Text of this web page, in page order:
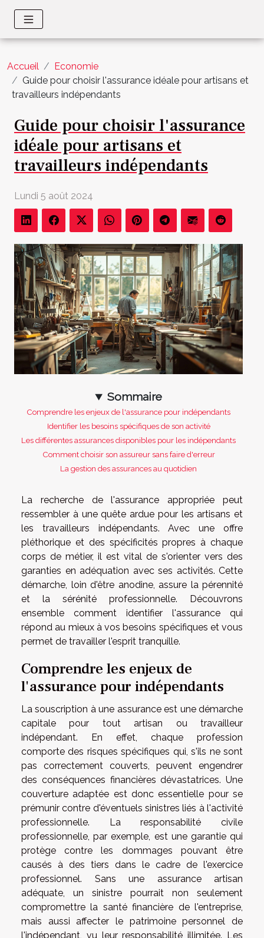
Accueil
Economie
Guide pour choisir l'assurance idéale pour artisans et
travailleurs indépendants
Guide pour choisir l'assurance
idéale pour artisans et
travailleurs indépendants
Lundi 5 août 2024
Sommaire
Comprendre les enjeux de l'assurance pour indépendants
Identifier les besoins spécifiques de son activité
Les différentes assurances disponibles pour les indépendants
Comment choisir son assureur sans faire d'erreur
La gestion des assurances au quotidien
La recherche de l'assurance appropriée peut
ressembler à une quête ardue pour les artisans et
les travailleurs indépendants. Avec une offre
pléthorique et des spécificités propres à chaque
corps de métier, il est vital de s'orienter vers des
garanties en adéquation avec ses activités. Cette
démarche, loin d'être anodine, assure la pérennité
et la sérénité professionnelle. Découvrons
ensemble comment identifier l'assurance qui
répond au mieux à vos besoins spécifiques et vous
permet de travailler l'esprit tranquille.
Comprendre les enjeux de
l'assurance pour indépendants
La souscription à une assurance est une démarche
capitale pour tout artisan ou travailleur
indépendant. En effet, chaque profession
comporte des risques spécifiques qui, s'ils ne sont
pas correctement couverts, peuvent engendrer
des conséquences financières dévastatrices. Une
couverture adaptée est donc essentielle pour se
prémunir contre d'éventuels sinistres liés à l'activité
professionnelle. La responsabilité civile
professionnelle, par exemple, est une garantie qui
protège contre les dommages pouvant être
causés à des tiers dans le cadre de l'exercice
professionnel. Sans une assurance artisan
adéquate, un sinistre pourrait non seulement
compromettre la santé financière de l'entreprise,
mais aussi affecter le patrimoine personnel de
l'indépendant, vu leur responsabilité illimitée. Les